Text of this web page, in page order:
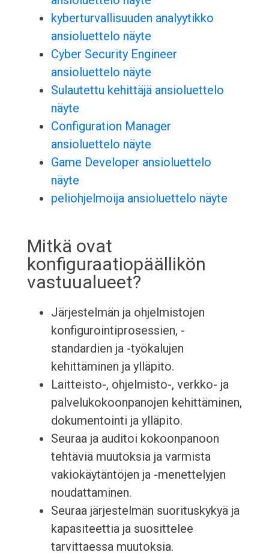
kyberturvallisuuden analyytikko
ansioluettelo näyte
Cyber Security Engineer
ansioluettelo näyte
Sulautettu kehittäjä ansioluettelo
näyte
Configuration Manager
ansioluettelo näyte
Game Developer ansioluettelo
näyte
peliohjelmoija ansioluettelo näyte
Mitkä ovat
konfiguraatiopäällikön
vastuualueet?
Järjestelmän ja ohjelmistojen
konfigurointiprosessien, -
standardien ja -työkalujen
kehittäminen ja ylläpito.
Laitteisto-, ohjelmisto-, verkko- ja
palvelukokoonpanojen kehittäminen,
dokumentointi ja ylläpito.
Seuraa ja auditoi kokoonpanoon
tehtäviä muutoksia ja varmista
vakiokäytäntöjen ja -menettelyjen
noudattaminen.
Seuraa järjestelmän suorituskykyä ja
kapasiteettia ja suosittelee
tarvittaessa muutoksia.